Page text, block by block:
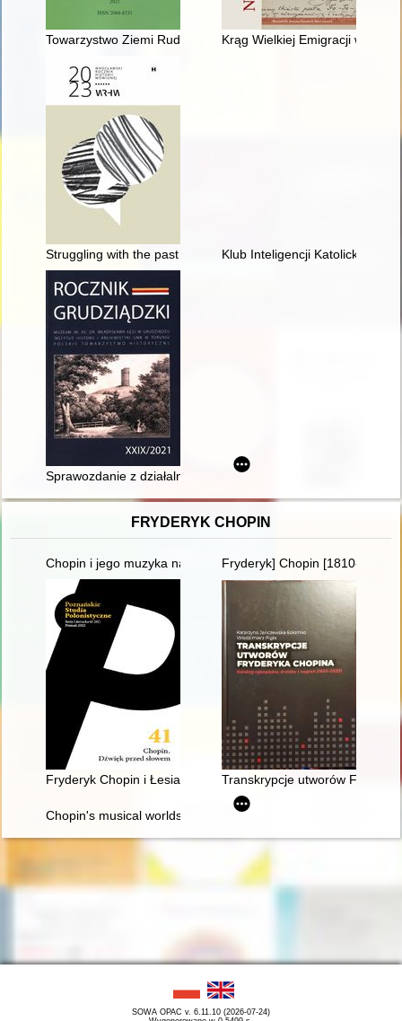
Towarzystwo Ziemi Rudzinickiej: z kalendarza Towarzystwa
Krąg Wielkiej Emigracji w
Struggling with the past and the experience of war trauma in
Klub Inteligencji Katolickiej w
Sprawozdanie z działalności Muzeum im. ks. dr. Władysława
FRYDERYK CHOPIN
Chopin i jego muzyka na Dolnym Śląsku" - wystawa w
Fryderyk] Chopin [1810-1849].
Fryderyk Chopin i Łesia Ukrainka : per meTranskrypcje utworów
Chopin's musical worlds the 1840's
SOWA OPAC v. 6.11.10 (2026-07-24)